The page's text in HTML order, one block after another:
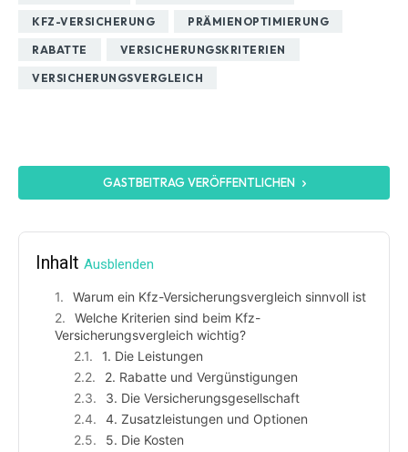
KFZ-VERSICHERUNG PRÄMIENOPTIMIERUNG
RABATTE VERSICHERUNGSKRITERIEN
VERSICHERUNGSVERGLEICH
GASTBEITRAG VERÖFFENTLICHEN
Inhalt Ausblenden
Warum ein Kfz-Versicherungsvergleich sinnvoll ist
Welche Kriterien sind beim Kfz-
Versicherungsvergleich wichtig?
1. Die Leistungen
2. Rabatte und Vergünstigungen
3. Die Versicherungsgesellschaft
4. Zusatzleistungen und Optionen
5. Die Kosten